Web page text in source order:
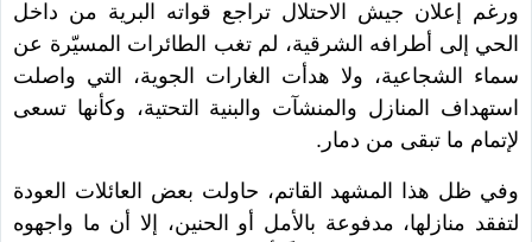
ورغم إعلان جيش الاحتلال تراجع قواته البرية من داخل
الحي إلى أطرافه الشرقية، لم تغب الطائرات المسيّرة عن
سماء الشجاعية، ولا هدأت الغارات الجوية، التي واصلت
استهداف المنازل والمنشآت والبنية التحتية، وكأنها تسعى
لإتمام ما تبقى من دمار.
وفي ظل هذا المشهد القاتم، حاولت بعض العائلات العودة
لتفقد منازلها، مدفوعة بالأمل أو الحنين، إلا أن ما واجهوه